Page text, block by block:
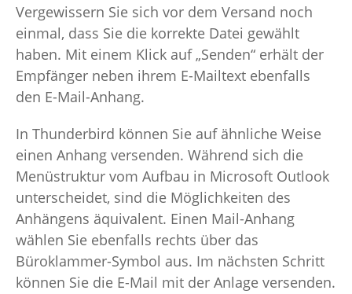
Vergewissern Sie sich vor dem Versand noch
einmal, dass Sie die korrekte Datei gewählt
haben. Mit einem Klick auf „Senden“ erhält der
Empfänger neben ihrem E-Mailtext ebenfalls
den E-Mail-Anhang.
In Thunderbird können Sie auf ähnliche Weise
einen Anhang versenden. Während sich die
Menüstruktur vom Aufbau in Microsoft Outlook
unterscheidet, sind die Möglichkeiten des
Anhängens äquivalent. Einen Mail-Anhang
wählen Sie ebenfalls rechts über das
Büroklammer-Symbol aus. Im nächsten Schritt
können Sie die E-Mail mit der Anlage versenden.